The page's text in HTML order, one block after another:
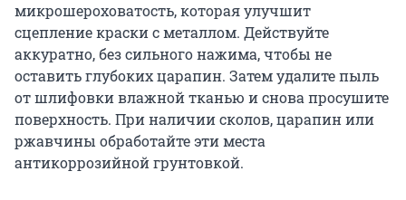
микрошероховатость, которая улучшит
сцепление краски с металлом. Действуйте
аккуратно, без сильного нажима, чтобы не
оставить глубоких царапин. Затем удалите пыль
от шлифовки влажной тканью и снова просушите
поверхность. При наличии сколов, царапин или
ржавчины обработайте эти места
антикоррозийной грунтовкой.